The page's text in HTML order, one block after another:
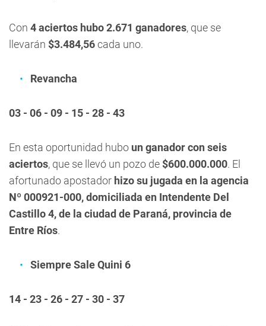
Con 4 aciertos hubo 2.671 ganadores, que se
llevarán $3.484,56cada uno.
Revancha
03 - 06 - 09 - 15 - 28 - 43
En esta oportunidad hubo un ganador con seis
aciertos, que se llevó un pozo de $600.000.000. El
afortunado apostador hizo su jugada en la agencia
Nº 000921-000, domiciliada en Intendente Del
Castillo 4, de la ciudad de Paraná, provincia de
Entre Ríos.
Siempre Sale Quini 6
14 - 23 - 26 - 27 - 30 - 37